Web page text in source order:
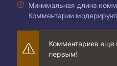
Минимальная длина
Комментарии
Комментариев еще
первым!